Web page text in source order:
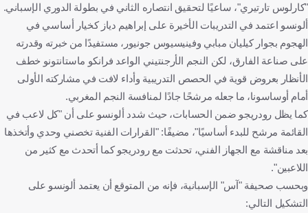
"كارلوس تارتيري"، ساعيًا لتحقيق انتصاره الثاني في بطولة الدوري الإسباني.
ألونسو اعتمد في التدريبات الأخيرة على إبراهيم دياز كخيار أساسي في
الهجوم بجوار كيليان مبابي وفينيسيوس جونيور، مستفيدًا من خبرته وقدرته
على صناعة الفارق، لكن النجم الأرجنتيني الواعد فرانكو ماستانتونو خطف
الأنظار بعروض قوية في الحصص التدريبية وأداء لافت في مشاركته الأولى
أمام أوساسونا، ما جعله مرشحًا جادًا لمنافسة النجم المغربي.
كما يظل رودريجو ضمن الحسابات، حيث شدد ألونسو على أن "كل لاعب في
القائمة مرشح للبدء أساسيًا"، مضيفًا: "القرارات الفنية تخصني وحدي وأتخذها
بعد مناقشة مع الجهاز الفني، تحدثت مع رودريجو كما أتحدث مع كثير من
اللاعبين".
وبحسب صحيفة "آس" الإسبانية، فإنه من المتوقع أن يعتمد ألونسو على
التشكيل التالي: